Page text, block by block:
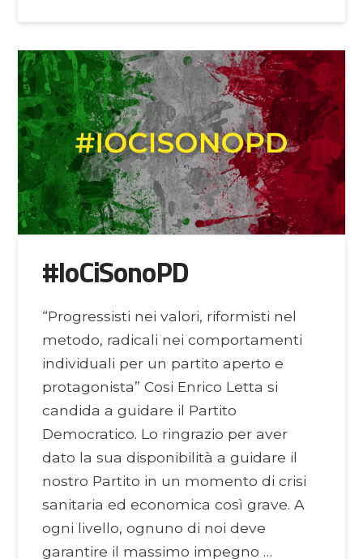
#IoCiSonoPD
“Progressisti nei valori, riformisti nel
metodo, radicali nei comportamenti
individuali per un partito aperto e
protagonista” Cosi Enrico Letta si
candida a guidare il Partito
Democratico. Lo ringrazio per aver
dato la sua disponibilità a guidare il
nostro Partito in un momento di crisi
sanitaria ed economica così grave. A
ogni livello, ognuno di noi deve
garantire il massimo impegno …